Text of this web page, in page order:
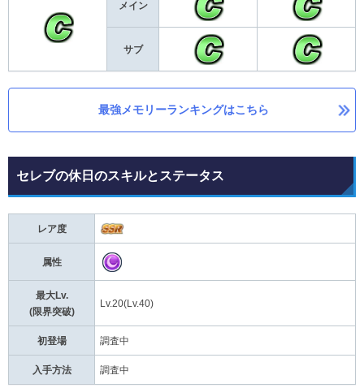
メイン
サブ
最強メモリーランキングはこちら
セレブの休日のスキルとステータス
レア度
属性
最大Lv.
(限界突破)
Lv.20(Lv.40)
初登場 調査中
入手方法 調査中